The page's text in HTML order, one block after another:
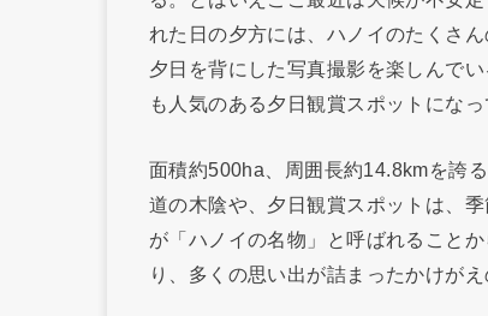
れた日の夕方には、ハノイのたくさ
夕日を背にした写真撮影を楽しんで
も人気のある夕日観賞スポットになっ
面積約500ha、周囲長約14.8kmを誇
道の木陰や、夕日観賞スポットは、
が「ハノイの名物」と呼ばれること
り、多くの思い出が詰まったかけが